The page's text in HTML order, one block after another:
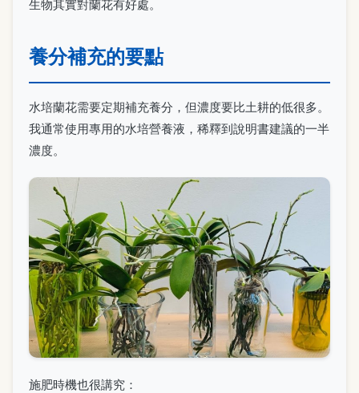
生物其實對蘭花有好處。
養分補充的要點
水培蘭花需要定期補充養分，但濃度要比土耕的低很多。
我通常使用專用的水培營養液，稀釋到說明書建議的一半
濃度。
施肥時機也很講究：